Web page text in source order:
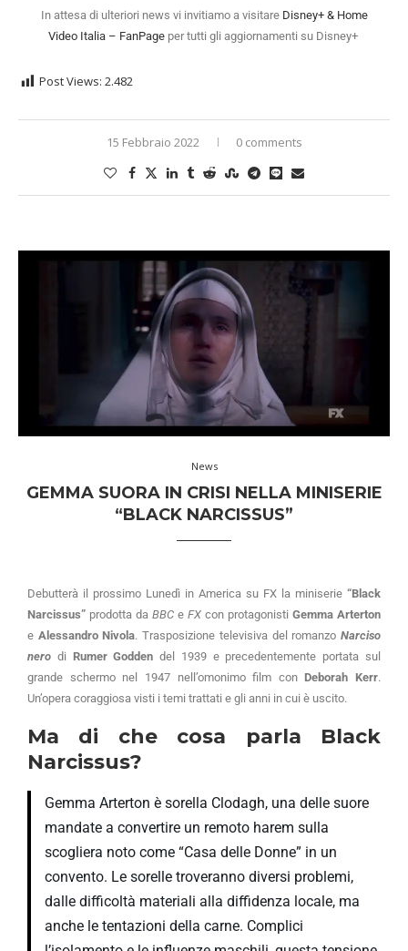
In attesa di ulteriori news vi invitiamo a visitare Disney+ & Home
Video Italia – FanPageper tutti gli aggiornamenti su Disney+
Post Views: 2.482
15 Febbraio 2022 0 comments
News
GEMMA SUORA IN CRISI NELLA MINISERIE
“BLACK NARCISSUS”
Debutterà il prossimo Lunedì in America su FX la miniserie “Black
Narcissus” prodotta da BBC e FX con protagonisti Gemma Arterton
e Alessandro Nivola. Trasposizione televisiva del romanzoNarciso
nero di Rumer Godden del 1939 e precedentemente portata sul
grande schermo nel 1947 nell’omonimo film con Deborah Kerr.
Un’opera coraggiosa visti i temi trattati e gli anni in cui è uscito.
Ma di che cosa parla Black
Narcissus?
Gemma Arterton è sorella Clodagh, una delle suore
mandate a convertire un remoto harem sulla
scogliera noto come “Casa delle Donne” in un
convento. Le sorelle troveranno diversi problemi,
dalle difficoltà materiali alla diffidenza locale, ma
anche le tentazioni della carne. Complici